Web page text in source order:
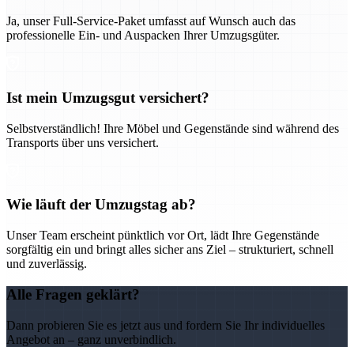
Ja, unser Full-Service-Paket umfasst auf Wunsch auch das
professionelle Ein- und Auspacken Ihrer Umzugsgüter.
Ist mein Umzugsgut versichert?
Selbstverständlich! Ihre Möbel und Gegenstände sind während des
Transports über uns versichert.
Wie läuft der Umzugstag ab?
Unser Team erscheint pünktlich vor Ort, lädt Ihre Gegenstände
sorgfältig ein und bringt alles sicher ans Ziel – strukturiert, schnell
und zuverlässig.
Alle Fragen geklärt?
Dann probieren Sie es jetzt aus und fordern Sie Ihr individuelles
Angebot an – ganz unverbindlich.